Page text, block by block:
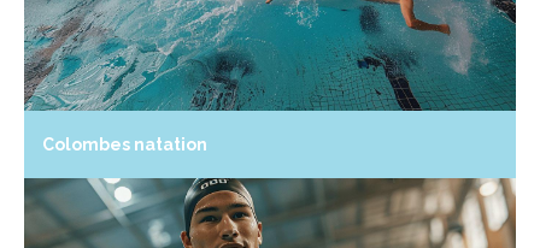
Colombes natation